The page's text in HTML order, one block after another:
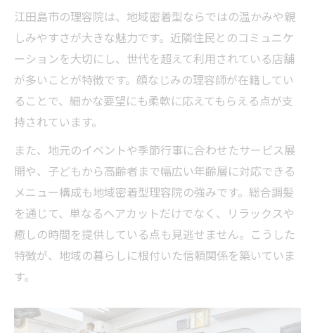
江田島市の理容院は、地域密着型ならではの温かみや親
しみやすさが大きな魅力です。近隣住民とのコミュニケ
ーションを大切にし、世代を超えて利用されている店舗
が多いことが特徴です。顔なじみの理容師が在籍してい
ることで、細かな要望にも柔軟に応えてもらえる点が支
持されています。
また、地元のイベントや季節行事に合わせたサービス展
開や、子どもから高齢者まで幅広い年齢層に対応できる
メニュー構成も地域密着型理容院の強みです。総合調髪
を通じて、単なるヘアカットだけでなく、リラックスや
癒しの時間を提供している点も見逃せません。こうした
特徴が、地域の暮らしに根付いた信頼関係を築いていま
す。